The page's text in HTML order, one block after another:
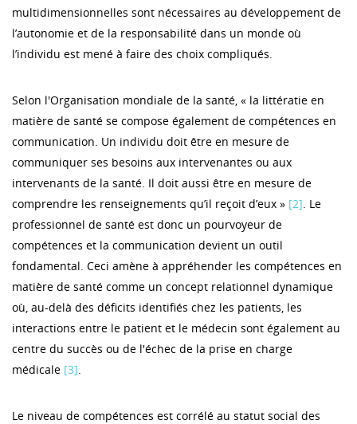
multidimensionnelles sont nécessaires au développement de
l’autonomie et de la responsabilité dans un monde où
l’individu est mené à faire des choix compliqués.
Selon l'Organisation mondiale de la santé, « la littératie en
matière de santé se compose également de compétences en
communication. Un individu doit être en mesure de
communiquer ses besoins aux intervenantes ou aux
intervenants de la santé. Il doit aussi être en mesure de
comprendre les renseignements qu’il reçoit d’eux » [2]. Le
professionnel de santé est donc un pourvoyeur de
compétences et la communication devient un outil
fondamental. Ceci amène à appréhender les compétences en
matière de santé comme un concept relationnel dynamique
où, au-delà des déficits identifiés chez les patients, les
interactions entre le patient et le médecin sont également au
centre du succès ou de l'échec de la prise en charge
médicale [3].
Le niveau de compétences est corrélé au statut social des